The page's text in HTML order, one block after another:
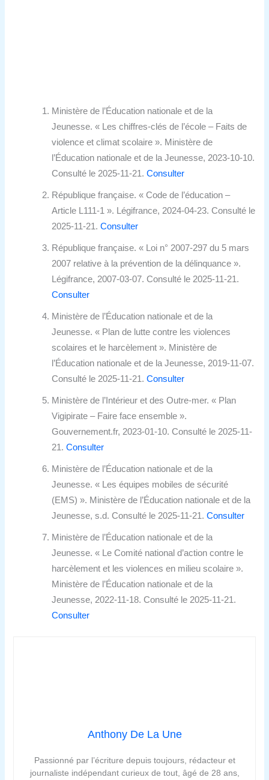
Ministère de l’Éducation nationale et de la
Jeunesse. « Les chiffres-clés de l’école – Faits de
violence et climat scolaire ». Ministère de
l’Éducation nationale et de la Jeunesse, 2023-10-10.
Consulté le 2025-11-21.Consulter
République française. « Code de l’éducation –
Article L111-1 ». Légifrance, 2024-04-23. Consulté le
2025-11-21.Consulter
République française. « Loi n° 2007-297 du 5 mars
2007 relative à la prévention de la délinquance ».
Légifrance, 2007-03-07. Consulté le 2025-11-21.
Consulter
Ministère de l’Éducation nationale et de la
Jeunesse. « Plan de lutte contre les violences
scolaires et le harcèlement ». Ministère de
l’Éducation nationale et de la Jeunesse, 2019-11-07.
Consulté le 2025-11-21.Consulter
Ministère de l’Intérieur et des Outre-mer. « Plan
Vigipirate – Faire face ensemble ».
Gouvernement.fr, 2023-01-10. Consulté le 2025-11-
21.Consulter
Ministère de l’Éducation nationale et de la
Jeunesse. « Les équipes mobiles de sécurité
(EMS) ». Ministère de l’Éducation nationale et de la
Jeunesse, s.d. Consulté le 2025-11-21.Consulter
Ministère de l’Éducation nationale et de la
Jeunesse. « Le Comité national d’action contre le
harcèlement et les violences en milieu scolaire ».
Ministère de l’Éducation nationale et de la
Jeunesse, 2022-11-18. Consulté le 2025-11-21.
Consulter
Anthony De La Une
Passionné par l’écriture depuis toujours, rédacteur et
journaliste indépendant curieux de tout, âgé de 28 ans,